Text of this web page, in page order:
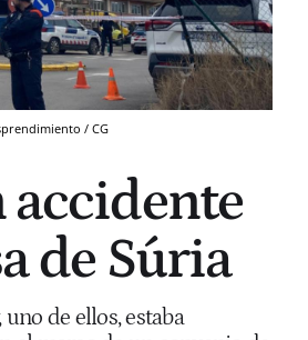
/ CG
accidente
de Súria
de ellos, estaba